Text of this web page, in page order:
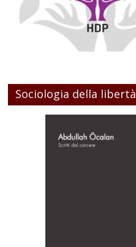
Sociologia della libertà